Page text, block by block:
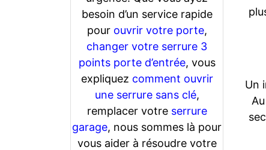
besoin d’un service rapide
pour ouvrir votre porte,
changer votre serrure 3
points porte d’entrée, vous
expliquez comment ouvrir
une serrure sans clé,
remplacer votre serrure
garage, nous sommes là pour
vous aider à résoudre votre
Un